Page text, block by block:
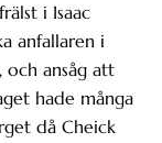
i Isaac
anfallaren i
och ansåg att
hade många
då Cheick